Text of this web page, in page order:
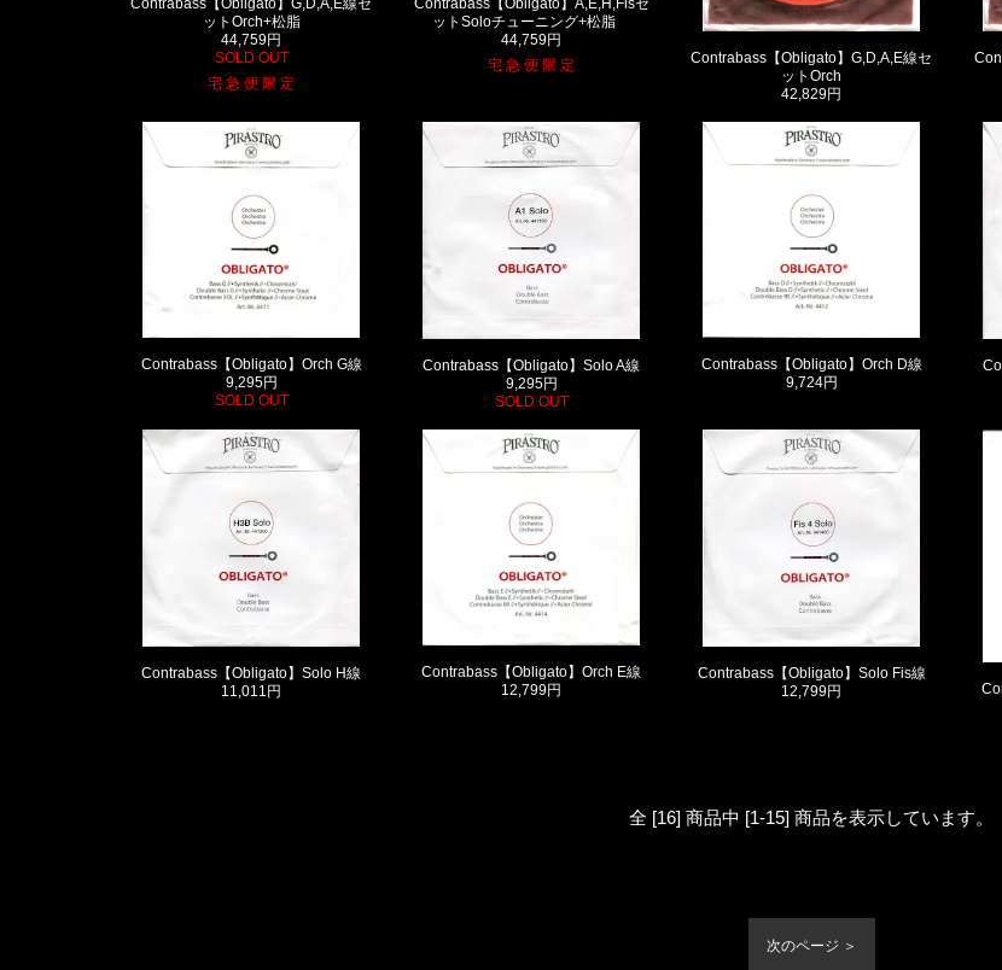
Contrabass【Obligato】G,D,A,E線セ
ットOrch+松脂
44,759円
SOLD OUT
宅 急 便 限 定
Contrabass【Obligato】A,E,H,Fisセ
ットSoloチューニング+松脂
44,759円
宅 急 便 限 定
Contrabass【Obligato】G,D,A,E線セ
ットOrch
42,829円
Contrabass【Obligato】Orch G線
9,295円
SOLD OUT
Contrabass【Obligato】Solo A線
9,295円
SOLD OUT
Contrabass【Obligato】Orch D線
9,724円
Contrabass【Obligato】Solo H線
11,011円
Contrabass【Obligato】Orch E線
12,799円
Contrabass【Obligato】Solo Fis線
12,799円
全 [16] 商品中 [1-15] 商品を表示しています。
次のページ ＞